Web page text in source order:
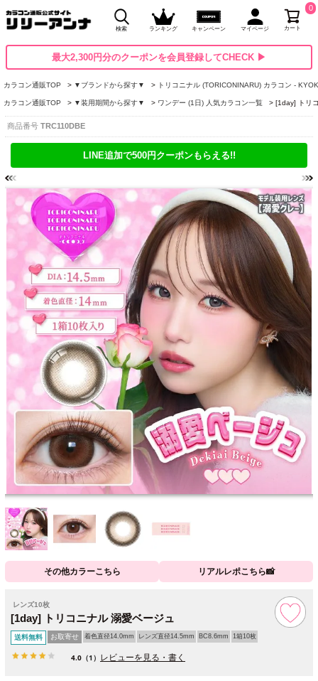
検索 ランキング キャンペーン マイページ カート
0
最大2,300円分のクーポンを会員登録してCHECK ▶
カラコン通販TOP ▼ブランドから探す▼ トリコニナル (TORICONINARU) カラコン -
カラコン通販TOP ▼装用期間から探す▼ ワンデー (1日) 人気カラコン一覧 [1day] トリ
商品番号 TRC110DBE
LINE追加で500円クーポンもらえる!!
その他カラーこちら リアルレポこちら📸
レンズ10枚
[1day] トリコニナル 溺愛ベージュ
送料無料 お取寄せ 着色直径14.0mm レンズ直径14.5mm BC8.6mm 1箱10枚
4.0 （1） レビューを見る・書く